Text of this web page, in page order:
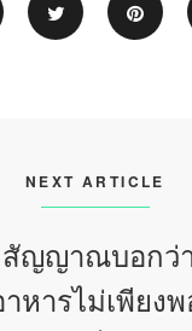
NEXT ARTICLE
ญญาณบอกว่
าหารไม่เพียง